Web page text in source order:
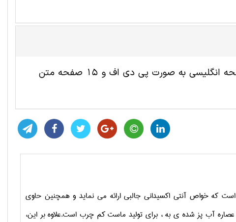
این مقاله ترجمه شده مجموعه مهندسی كشاورزی شامل 8 صفحه انگلیسی به صورت پی دی اف و 15 صفحه متن
است که خواص آنتی اکسیدانی جالبی ارائه می نماید و همچنین حاوی
عصاره آب پز شده ی به،برای تولید ماست کم چرب است.علاوه بر این،